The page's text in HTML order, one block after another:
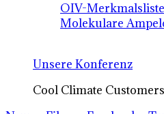
OIV-
Molekulare
Unsere Konferenz
Cool Climate